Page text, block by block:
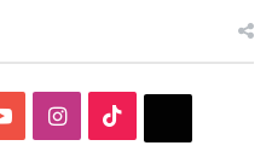
YouTubeInstagram